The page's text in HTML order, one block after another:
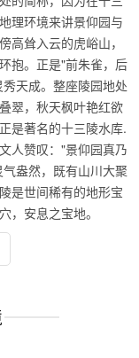
理环境来讲景仰园与
高耸入云的虎峪山，
抱。正是"前朱雀，后
天成。整座陵园地处
翠，秋天枫叶艳红欲
是著名的十三陵水库.
人赞叹："景仰园真乃
盎然，既有山川大聚
是世间稀有的地形宝
，安息之宝地。